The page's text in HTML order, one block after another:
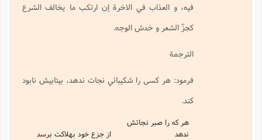
فيه، و العذاب في الاخرة إن ارتكب ما يخالف الشرع
كجزّ الشعر و خدش الوجه.
الترجمة
فرمود: هر كسى را شكيبائي نجات ندهد، بيتابيش نابود
كند.
هر كه را صبر نجاتش
ندهد
از جزع خود بهلاكت برسد